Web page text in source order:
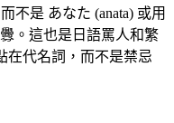
不是 あなた (anata) 或用
。這也是日語罵人和繁
在代名詞，而不是禁忌